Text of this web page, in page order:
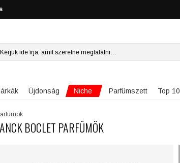
Újdonság Niche Parfümszett Top 10
BOCLET PARFÜMÖK